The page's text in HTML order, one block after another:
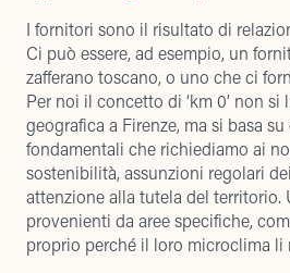
I fornitori sono il risultato di
Ci può essere, ad esempio, un
zafferano toscano, o uno che ci
Per noi il concetto di ‘km 0’ non
geografica a Firenze, ma si basa
fondamentali che richiediamo ai
sostenibilità, assunzioni regolari
attenzione alla tutela del territorio.
provenienti da aree specifiche,
proprio perché il loro microclima li